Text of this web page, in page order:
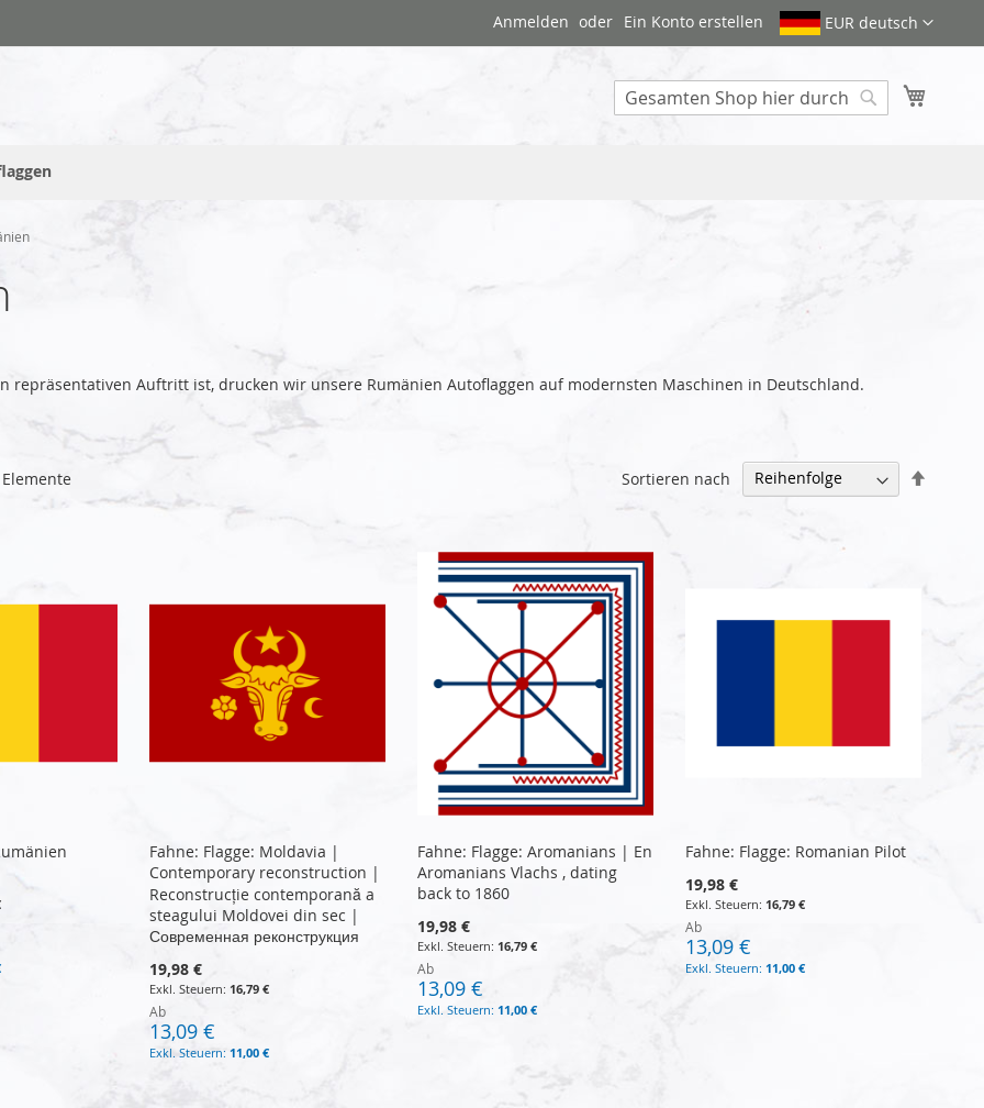
EUR deutsch
Anmelden Ein Konto erstellen
repräsentativen Auftritt ist, drucken wir unsere Rumänien Autoflaggen auf modernsten Maschinen in Deutschland.
Elemente Sortieren nach
Fahne: Flagge: Moldavia |
Contemporary reconstruction |
Reconstrucție contemporană a
steagului Moldovei din sec |
Современная реконструкция
19,98 €
16,79 €
Ab
13,09 €
11,00 €
Fahne: Flagge: Aromanians | En
Aromanians Vlachs , dating
back to 1860
19,98 €
16,79 €
Ab
13,09 €
11,00 €
Fahne: Flagge: Romanian Pilot
19,98 €
16,79 €
Ab
13,09 €
11,00 €